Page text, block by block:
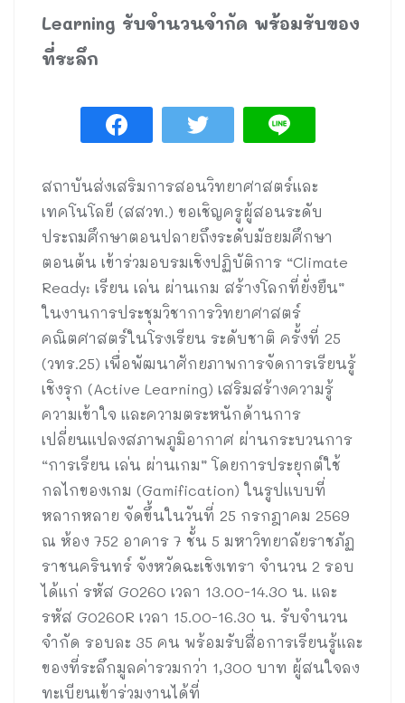
Learning รับจำนวนจำกัด พร้อมรับของ
ที่ระลึก
สถาบันส่งเสริมการสอนวิทยาศาสตร์และ
เทคโนโลยี (สสวท.) ขอเชิญครูผู้สอนระดับ
ประถมศึกษาตอนปลายถึงระดับมัธยมศึกษา
ตอนต้น เข้าร่วมอบรมเชิงปฏิบัติการ “Climate
Ready: เรียน เล่น ผ่านเกม สร้างโลกที่ยั่งยืน”
ในงานการประชุมวิชาการวิทยาศาสตร์
คณิตศาสตร์ในโรงเรียน ระดับชาติ ครั้งที่ 25
(วทร.25) เพื่อพัฒนาศักยภาพการจัดการเรียนรู้
เชิงรุก (Active Learning) เสริมสร้างความรู้
ความเข้าใจ และความตระหนักด้านการ
เปลี่ยนแปลงสภาพภูมิอากาศ ผ่านกระบวนการ
“การเรียน เล่น ผ่านเกม” โดยการประยุกต์ใช้
กลไกของเกม (Gamification) ในรูปแบบที่
หลากหลาย จัดขึ้นในวันที่ 25 กรกฎาคม 2569
ณ ห้อง 752 อาคาร 7 ชั้น 5 มหาวิทยาลัยราชภัฏ
ราชนครินทร์ จังหวัดฉะเชิงเทรา จำนวน 2 รอบ
ได้แก่ รหัส G0260 เวลา 13.00-14.30 น. และ
รหัส G0260R เวลา 15.00-16.30 น. รับจำนวน
จำกัด รอบละ 35 คน พร้อมรับสื่อการเรียนรู้และ
ของที่ระลึกมูลค่ารวมกว่า 1,300 บาท ผู้สนใจลง
ทะเบียนเข้าร่วมงานได้ที่